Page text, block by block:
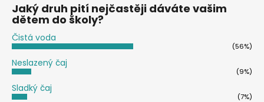
Jaký druh pití nejčastěji dáváte vašim
dětem do školy?
Čistá voda
(56%)
Neslazený čaj
(9%)
Sladký čaj
(7%)